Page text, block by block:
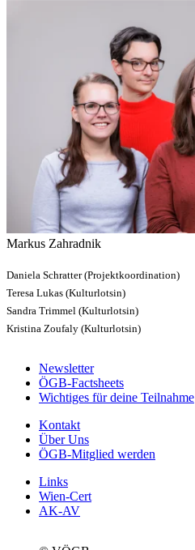
Markus Zahradnik
Daniela Schratter (Projektkoordination)
Teresa Lukas (Kulturlotsin)
Sandra Trimmel (Kulturlotsin)
Kristina Zoufaly (Kulturlotsin)
Newsletter
ÖGB-Factsheets
Wichtiges für deine Teilnahme
Kontakt
Über Uns
ÖGB-Mitglied werden
Links
Wien-Cert
AK-AV